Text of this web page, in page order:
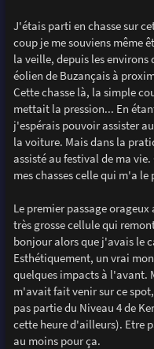
J'étais parti en chasse sur
coup je me souviens même
la veille, depuis les
éolien de Buzançais à
Cette chasse là, la simple
mettait la pression... En
j'espérais pouvoir assister
la voiture. Mais dans la
assisté au festival de ma
mes chasses celle qui m'a le
Le premier passage
très grosse cellule qui
bonjour alors que j'avais le
Esthétiquement, un vrai
quelques impacts à l'avant.
m'avait fait venir sur ce
pas partie du Niveau 4 de
cette heure d'ailleurs). Etre
au moins pour ça.